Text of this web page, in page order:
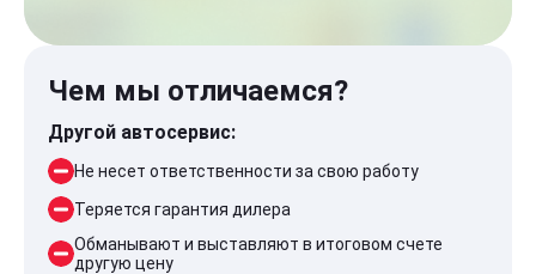
Чем мы отличаемся?
Другой автосервис:
Не несет ответственности за свою работу
Теряется гарантия дилера
Обманывают и выставляют в итоговом счете
другую цену